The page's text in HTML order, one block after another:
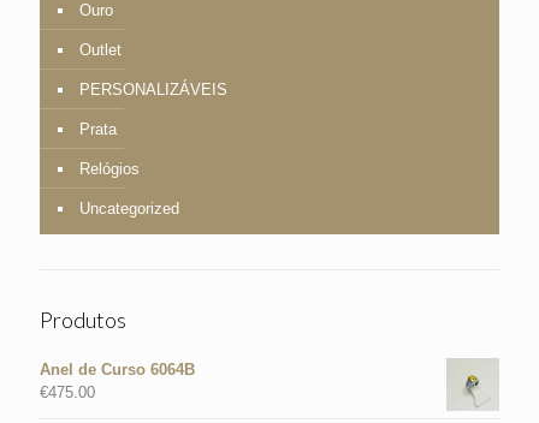
Ouro
Outlet
PERSONALIZÁVEIS
Prata
Relógios
Uncategorized
Produtos
Anel de Curso 6064B
€475.00